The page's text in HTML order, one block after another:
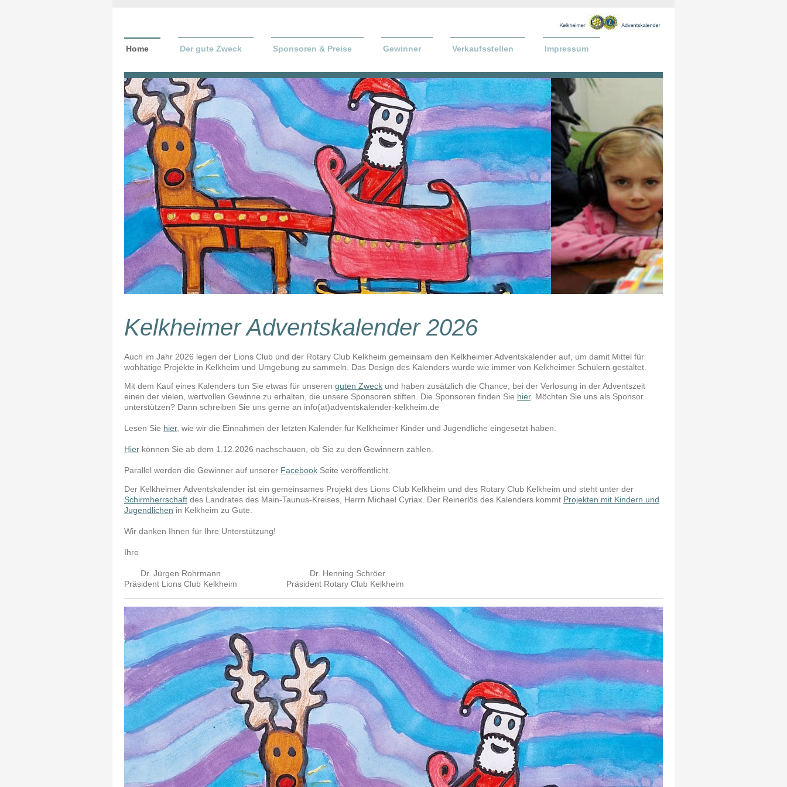
Home Der gute Zweck Sponsoren & Preise Gewinner Verkaufsstellen Impressum
Kelkheimer Adventskalender 2026
Auch im Jahr 2026 legen der Lions Club und der Rotary Club Kelkheim gemeinsam den Kelkheimer Adventskalender auf, um damit Mittel für
wohltätige Projekte in Kelkheim und Umgebung zu sammeln. Das Design des Kalenders wurde wie immer von Kelkheimer Schülern gestaltet.
Mit dem Kauf eines Kalenders tun Sie etwas für unseren guten Zweck und haben zusätzlich die Chance, bei der Verlosung in der Adventszeit
einen der vielen, wertvollen Gewinne zu erhalten, die unsere Sponsoren stiften. Die Sponsoren finden Sie hier. Möchten Sie uns als Sponsor
unterstützen? Dann schreiben Sie uns gerne an info(at)adventskalender-kelkheim.de
Lesen Sie hier, wie wir die Einnahmen der letzten Kalender für Kelkheimer Kinder und Jugendliche eingesetzt haben.
Hier können Sie ab dem 1.12.2026 nachschauen, ob Sie zu den Gewinnern zählen.
Parallel werden die Gewinner auf unserer Facebook Seite veröffentlicht.
Der Kelkheimer Adventskalender ist ein gemeinsames Projekt des Lions Club Kelkheim und des Rotary Club Kelkheim und steht unter der
Schirmherrschaft des Landrates des Main-Taunus-Kreises, Herrn Michael Cyriax. Der Reinerlös des Kalenders kommt Projekten mit Kindern und
Jugendlichen in Kelkheim zu Gute.
Wir danken Ihnen für Ihre Unterstützung!
Ihre
Dr. Jürgen Rohrmann Dr. Henning Schröer
Präsident Lions Club Kelkheim Präsident Rotary Club Kelkheim